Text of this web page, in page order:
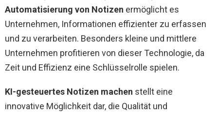
Automatisierung von Notizen ermöglicht es
Unternehmen, Informationen effizienter zu erfassen
und zu verarbeiten. Besonders kleine und mittlere
Unternehmen profitieren von dieser Technologie, da
Zeit und Effizienz eine Schlüsselrolle spielen.
KI-gesteuertes Notizen machen stellt eine
innovative Möglichkeit dar, die Qualität und